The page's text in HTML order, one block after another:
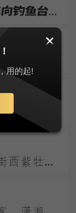
千里波涛滚滚来，雪花飞向钓鱼台。人山纷赞阵容阔，铁马从容杀敌回。
长安豪贵惜春残，争赏街西紫牡丹。别有玉盘承露冷，无人起就月中看。
用的起!